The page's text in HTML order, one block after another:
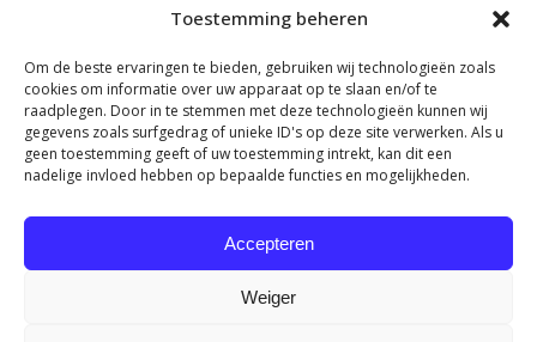
Toestemming beheren
Om de beste ervaringen te bieden, gebruiken wij technologieën zoals
cookies om informatie over uw apparaat op te slaan en/of te
raadplegen. Door in te stemmen met deze technologieën kunnen wij
gegevens zoals surfgedrag of unieke ID's op deze site verwerken. Als u
geen toestemming geeft of uw toestemming intrekt, kan dit een
nadelige invloed hebben op bepaalde functies en mogelijkheden.
Accepteren
Weiger
Heb je een zittend beroep of maak je veel en
je daarom regelmatig last van je rug? Heel
herkenbaar en onnodig! Door onze
samenwerking met OriGENE kunnen we nu het
Rug Vitaliteit Programma aanbieden. Dit
om werkend Nederland van een vitale rug…